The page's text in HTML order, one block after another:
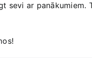
sevi ar